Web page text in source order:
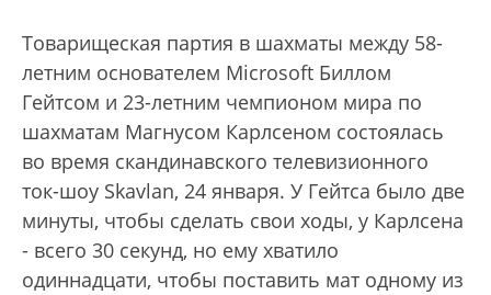
Товарищеская партия в шахматы между 58-
летним основателем Microsoft Биллом
Гейтсом и 23-летним чемпионом мира по
шахматам Магнусом Карлсеном состоялась
во время скандинавского телевизионного
ток-шоу Skavlan, 24 января. У Гейтса было две
минуты, чтобы сделать свои ходы, у Карлсена
- всего 30 секунд, но ему хватило
одиннадцати, чтобы поставить мат одному из